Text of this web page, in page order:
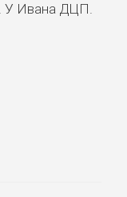
У Ивана ДЦП.